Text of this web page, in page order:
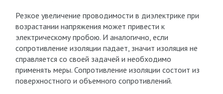
Резкое увеличение проводимости в диэлектрике при
возрастании напряжения может привести к
электрическому пробою. И аналогично, если
сопротивление изоляции падает, значит изоляция не
справляется со своей задачей и необходимо
применять меры. Сопротивление изоляции состоит из
поверхностного и объемного сопротивлений.